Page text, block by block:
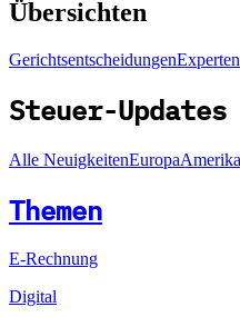
Übersichten
Gerichtsentscheidungen
Steuer-Updates
Alle NeuigkeitenEuropaAmerika
Themen
E-Rechnung
Digital